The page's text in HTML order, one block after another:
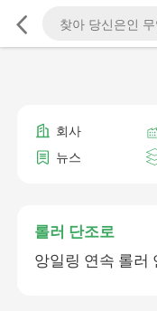
회사
뉴스
롤러 단조로
앙일링 연속 롤러